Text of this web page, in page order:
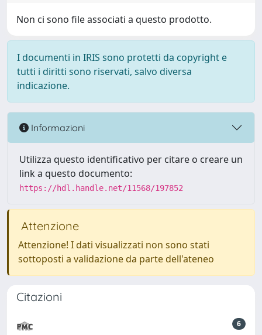
Non ci sono file associati a questo prodotto.
I documenti in IRIS sono protetti da copyright e
tutti i diritti sono riservati, salvo diversa
indicazione.
Informazioni
Utilizza questo identificativo per citare o creare un
link a questo documento:
https://hdl.handle.net/11568/197852
Attenzione
Attenzione! I dati visualizzati non sono stati
sottoposti a validazione da parte dell'ateneo
Citazioni
6